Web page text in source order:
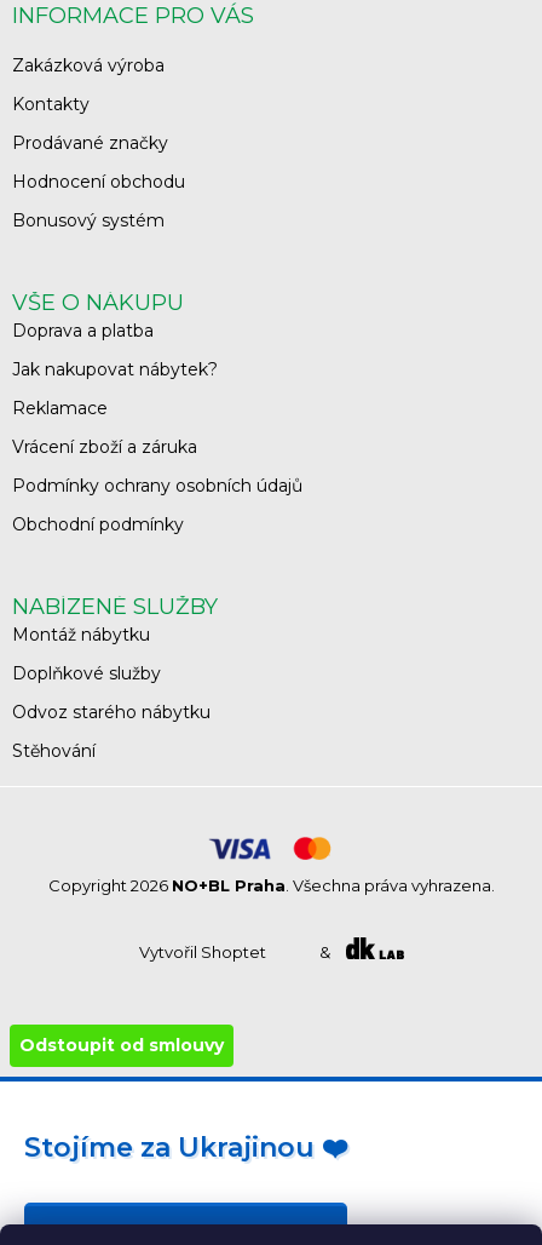
INFORMACE PRO VÁS
Zakázková výroba
Kontakty
Prodávané značky
Hodnocení obchodu
Bonusový systém
VŠE O NÁKUPU
Doprava a platba
Jak nakupovat nábytek?
Reklamace
Vrácení zboží a záruka
Podmínky ochrany osobních údajů
Obchodní podmínky
NABÍZENÉ SLUŽBY
Montáž nábytku
Doplňkové služby
Odvoz starého nábytku
Stěhování
Vytvořil Shoptet &
Copyright 2026 NO+BL Praha . Všechna práva vyhrazena.
Odstoupit od smlouvy
Stojíme za Ukrajinou ❤️